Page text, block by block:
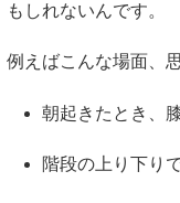
もしれないんです。
例えばこんな場面、
朝起きたとき、
階段の上り下り